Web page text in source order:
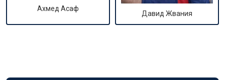
Ахмед Асаф
Давид Жвания